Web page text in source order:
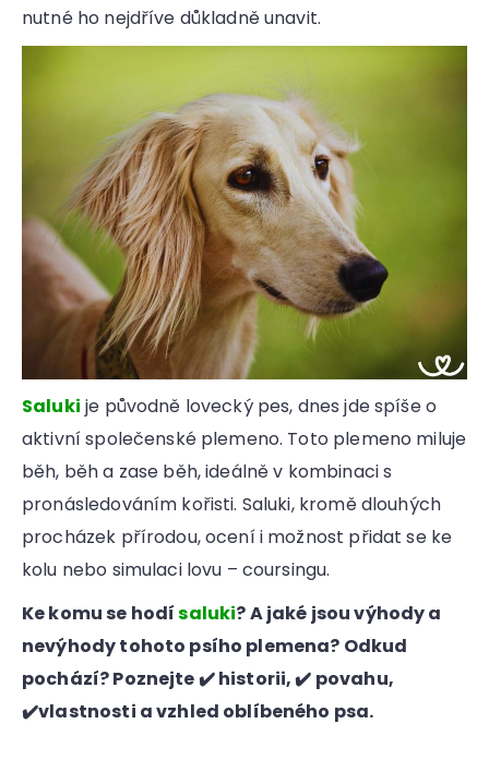
nutné ho nejdříve důkladně unavit.
Saluki je původně lovecký pes, dnes jde spíše o
aktivní společenské plemeno. Toto plemeno miluje
běh, běh a zase běh, ideálně v kombinaci s
pronásledováním kořisti. Saluki, kromě dlouhých
procházek přírodou, ocení i možnost přidat se ke
kolu nebo simulaci lovu – coursingu.
Ke komu se hodísaluki? A jaké jsou výhody a
nevýhody tohoto psího plemena? Odkud
pochází? Poznejte ✔️ historii, ✔️ povahu,
✔️vlastnosti a vzhled oblíbeného psa.